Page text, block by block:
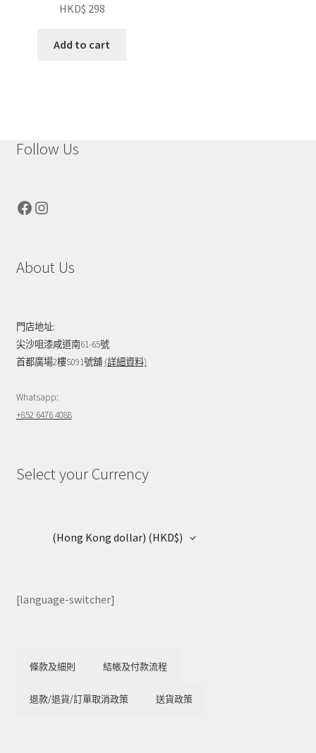
HKD$ 298
Add to cart
Follow Us
Facebook
Instagram
About Us
門店地址:
尖沙咀漆咸道南61-65號
首都廣場2樓S091號舖 (詳細資料)
Whatsapp:
+852 6476 4088
Select your Currency
(Hong Kong dollar) (HKD$)
[language-switcher]
條款及細則 結帳及付款流程
退款/退貨/訂單取消政策 送貨政策